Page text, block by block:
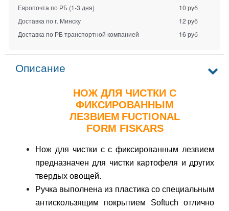
Европочта по РБ (1-3 дня)
10 руб
Доставка по г. Минску
12 руб
Доставка по РБ транспортной компанией
16 руб
Описание
НОЖ ДЛЯ ЧИСТКИ С
ФИКСИРОВАННЫМ
ЛЕЗВИЕМ FUCTIONAL
FORM FISKARS
Нож для чистки сс фиксированным лезвием
предназначен для чистки картофеля и других
твердых овощей.
Ручка выполнена из пластика со специальным
антискользящим покрытием Softuch отлично